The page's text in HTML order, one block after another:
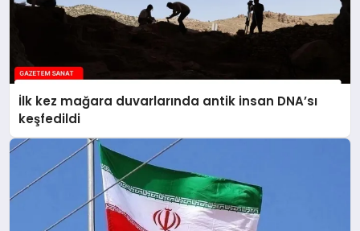
İlk kez mağara duvarlarında antik insan DNA’sı
keşfedildi